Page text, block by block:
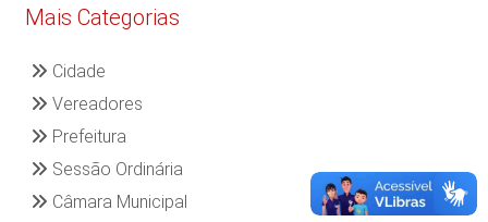
Mais Categorias
Cidade
Vereadores
Prefeitura
Sessão Ordinária
Câmara Municipal